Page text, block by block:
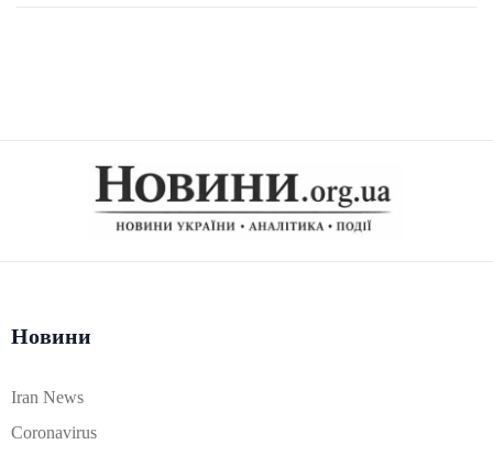
Новини
Iran News
Coronavirus